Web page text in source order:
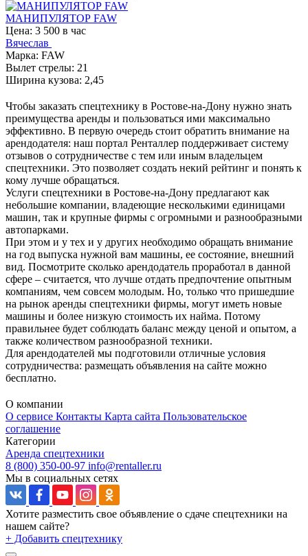
МАНИПУЛЯТОР FAW
Цена: 3 500 в час
Вячеслав
Марка: FAW
Вылет стрелы: 21
Ширина кузова: 2,45
Чтобы заказать спецтехнику в Ростове-на-Дону нужно знать
преимущества аренды и пользоваться ими максимально
эффективно. В первую очередь стоит обратить внимание на
арендодателя: наш портал Ренталлер поддерживает систему
отзывов о сотрудничестве с тем или иным владельцем
спецтехники. Это позволяет создать некий рейтинг и понять к
кому лучше обращаться.
Услуги спецтехники в Ростове-на-Дону предлагают как
небольшие компании, владеющие несколькими единицами
машин, так и крупные фирмы с огромными и разнообразными
автопарками.
При этом и у тех и у других необходимо обращать внимание
на год выпуска нужной вам машины, ее состояние, внешний
вид. Посмотрите сколько арендодатель проработал в данной
сфере – считается, что лучше отдать предпочтение опытным
компаниям, чем совсем молодым. Но, только что пришедшие
на рынок аренды спецтехники фирмы, могут иметь новые
машины и более низкую стоимость их найма. Потому
правильнее будет соблюдать баланс между ценой и опытом, а
также количеством разнообразной техники.
Для арендодателей мы подготовили отличные условия
сотрудничества: размещать объявления на сайте можно
бесплатно.
О компании
О сервисе Контакты Карта сайта Пользовательское
соглашение
Категории
Аренда спецтехники
8 (800) 350-00-97 info@rentaller.ru
Мы в социальных сетях
Хотите разместить свое объявление о сдаче спецтехники на
нашем сайте?
+ Добавить спецтехнику